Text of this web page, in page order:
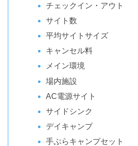
チェックイン・アウト
サイト数
平均サイトサイズ
キャンセル料
メイン環境
場内施設
AC電源サイト
サイドシンク
デイキャンプ
手ぶらキャンプセット